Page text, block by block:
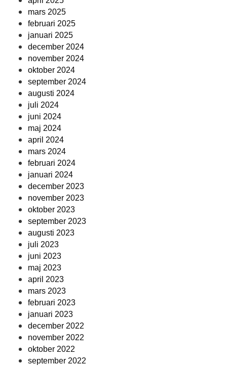
mars 2025
februari 2025
januari 2025
december 2024
november 2024
oktober 2024
september 2024
augusti 2024
juli 2024
juni 2024
maj 2024
april 2024
mars 2024
februari 2024
januari 2024
december 2023
november 2023
oktober 2023
september 2023
augusti 2023
juli 2023
juni 2023
maj 2023
april 2023
mars 2023
februari 2023
januari 2023
december 2022
november 2022
oktober 2022
september 2022